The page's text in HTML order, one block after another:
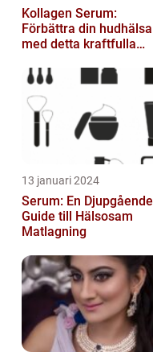
Kollagen Serum:
Förbättra din hudhälsa
med detta kraftfulla
13 januari 2024
Serum: En Djupgående
Guide till Hälsosam
Matlagning